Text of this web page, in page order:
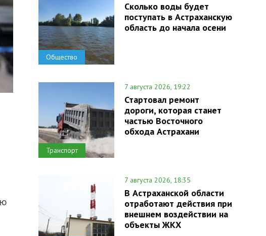
Общество
Сколько воды будет
поступать в Астраханскую
область до начала осени
Транспорт
7 августа 2026, 19:22
Стартовал ремонт
дороги, которая станет
частью Восточного
обхода Астрахани
7 августа 2026, 18:35
В Астраханской области
отработают действия при
внешнем воздействии на
объекты ЖКХ